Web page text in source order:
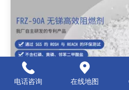
电话咨询 在线地图